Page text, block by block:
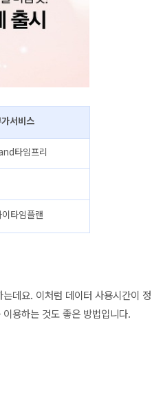
서비스
타임프리
타임플랜
데요. 이처럼 데이터 사용시간이 정
용하는 것도 좋은 방법입니다.